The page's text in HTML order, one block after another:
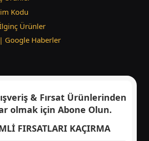
Kodu
Ürünler
Google Haberler
& Fırsat Ürünlerinden
olmak için Abone Olun.
FIRSATLARI KAÇIRMA